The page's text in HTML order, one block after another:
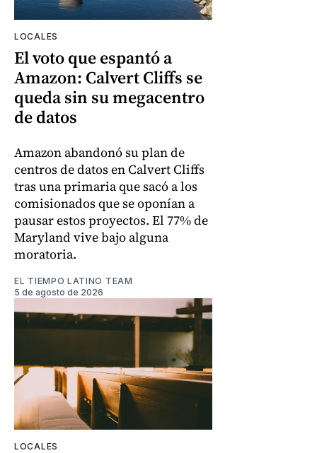
LOCALES
El voto que espantó a
Amazon: Calvert Cliffs se
queda sin su megacentro
de datos
Amazon abandonó su plan de
centros de datos en Calvert Cliffs
tras una primaria que sacó a los
comisionados que se oponían a
pausar estos proyectos. El 77% de
Maryland vive bajo alguna
moratoria.
EL TIEMPO LATINO TEAM
5 de agosto de 2026
LOCALES